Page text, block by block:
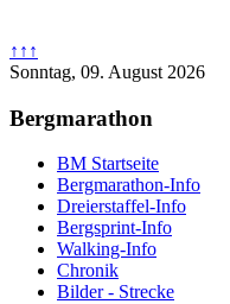
↑↑↑
Sonntag, 09. August 2026
Bergmarathon
BM Startseite
Bergmarathon-Info
Dreierstaffel-Info
Bergsprint-Info
Walking-Info
Chronik
Bilder - Strecke